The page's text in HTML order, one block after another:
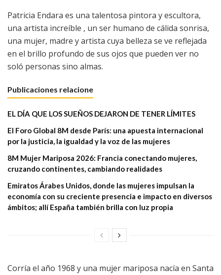
Patricia Endara es una talentosa pintora y escultora,
una artista increíble , un ser humano de cálida sonrisa,
una mujer, madre y artista cuya belleza se ve reflejada
en el brillo profundo de sus ojos que pueden ver no
soló personas sino almas.
Publicaciones relacione
EL DÍA QUE LOS SUEÑOS DEJARON DE TENER LÍMITES
El Foro Global 8M desde París: una apuesta internacional
por la justicia, la igualdad y la voz de las mujeres
8M Mujer Mariposa 2026: Francia conectando mujeres,
cruzando continentes, cambiando realidades
Emiratos Árabes Unidos, donde las mujeres impulsan la
economía con su creciente presencia e impacto en diversos
ámbitos; allí España también brilla con luz propia
Corría el año 1968 y una mujer mariposa nacía en Santa